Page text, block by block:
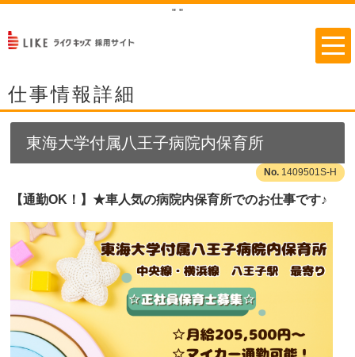
" "
仕事情報詳細
東海大学付属八王子病院内保育所
1409501S-H
【通勤OK！】★車人気の病院内保育所でのお仕事です♪